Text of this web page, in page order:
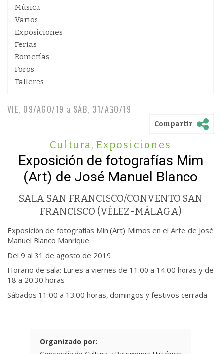
Música
Varios
Exposiciones
Ferias
Romerías
Foros
Talleres
VIE, 09/AGO/19 a SÁB, 31/AGO/19
Compartir
Cultura, Exposiciones
Exposición de fotografías Mim
(Art) de José Manuel Blanco
SALA SAN FRANCISCO/CONVENTO SAN
FRANCISCO (VÉLEZ-MÁLAGA)
Exposición de fotografías Min (Art) Mimos en el Arte de José
Manuel Blanco Manrique
Del 9 al 31 de agosto de 2019
Horario de sala: Lunes a viernes de 11:00 a 14:00 horas y de
18 a 20:30 horas
Sábados 11:00 a 13:00 horas, domingos y festivos cerrada
Organizado por: